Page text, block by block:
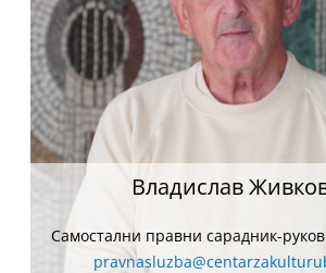
Владислав
Самостални правни сарадник-